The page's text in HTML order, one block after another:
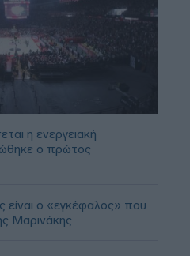
η ενεργειακή
ο πρώτος
ο «εγκέφαλος» που
Μαρινάκης